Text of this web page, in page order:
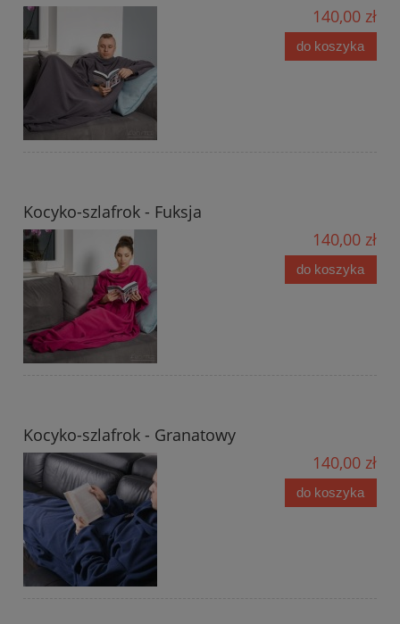
140,00 zł
do koszyka
Kocyko-szlafrok - Fuksja
140,00 zł
do koszyka
Kocyko-szlafrok - Granatowy
140,00 zł
do koszyka